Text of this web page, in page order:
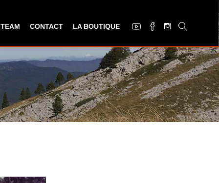
CONTACT LA BOUTIQUE